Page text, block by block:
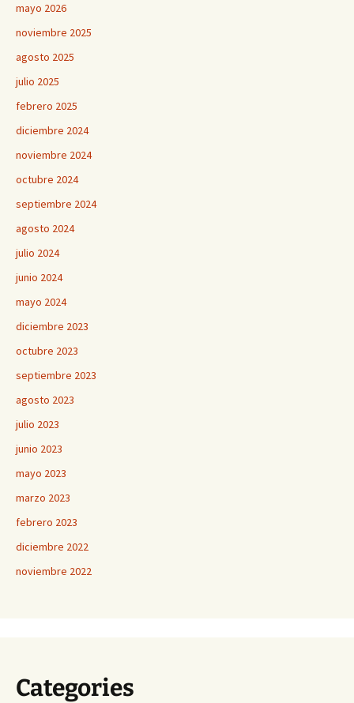
mayo 2026
noviembre 2025
agosto 2025
julio 2025
febrero 2025
diciembre 2024
noviembre 2024
octubre 2024
septiembre 2024
agosto 2024
julio 2024
junio 2024
mayo 2024
diciembre 2023
octubre 2023
septiembre 2023
agosto 2023
julio 2023
junio 2023
mayo 2023
marzo 2023
febrero 2023
diciembre 2022
noviembre 2022
Categories